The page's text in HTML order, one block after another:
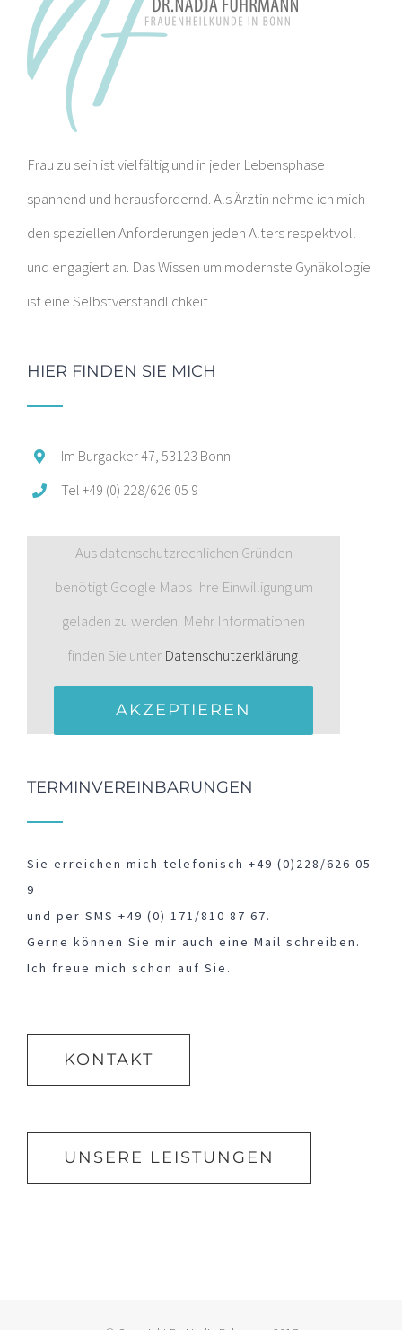
Frau zu sein ist vielfältig und in jeder Lebensphase
spannend und herausfordernd. Als Ärztin nehme ich mich
den speziellen Anforderungen jeden Alters respektvoll
und engagiert an. Das Wissen um modernste Gynäkologie
ist eine Selbstverständlichkeit.
HIER FINDEN SIE MICH
Im Burgacker 47, 53123 Bonn
Tel +49 (0) 228/626 05 9
Aus datenschutzrechlichen Gründen
benötigt Google Maps Ihre Einwilligung um
geladen zu werden. Mehr Informationen
finden Sie unter Datenschutzerklärung.
AKZEPTIEREN
TERMINVEREINBARUNGEN
Sie erreichen mich telefonisch +49 (0)228/626 05
9
und per SMS +49 (0) 171/810 87 67.
Gerne können Sie mir auch eine Mail schreiben.
Ich freue mich schon auf Sie.
KONTAKT
UNSERE LEISTUNGEN